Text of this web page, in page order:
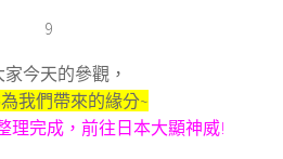
今天的參觀，
我們帶來的緣分~
理完成，前往日本大顯神威!